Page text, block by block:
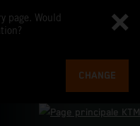
page. Would
CHANGE